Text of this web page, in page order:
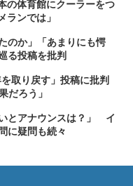
の体育館にクーラーをつ
ランでは」
のか」「あまりにも愕
る投稿を批判
取り戻す」投稿に批判
だろう」
とアナウンスは？」 イ
に疑問も続々